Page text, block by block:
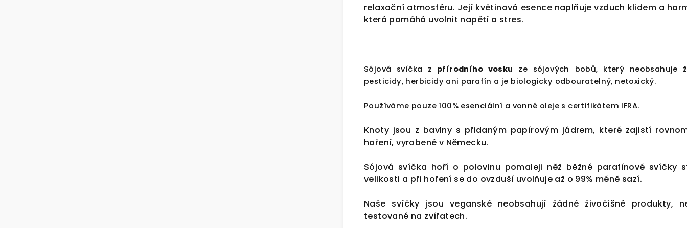
relaxační atmosféru. Její květinová esence naplňuje vzduch klidem a
která pomáhá uvolnit napětí a stres.
Sójová svíčka z přírodního vosku ze sójových bobů, který neobsahuje
pesticidy, herbicidy ani parafín a je biologicky odbouratelný, netoxický.
Používáme pouze 100% esenciální a vonné oleje s certifikátem IFRA.
Knoty jsou z bavlny s přidaným papírovým jádrem, které zajistí
hoření, vyrobené v Německu.
Sójová svíčka hoří o polovinu pomaleji něž běžné parafínové svíčky
velikosti a při hoření se do ovzduší uvolňuje až o 99% méně sazí.
Naše svíčky jsou veganské neobsahují žádné živočišné produkty,
testované na zvířatech.